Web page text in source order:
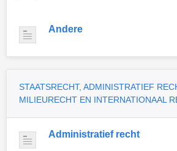
Andere
STAATSRECHT, ADMINISTRATIEF
MILIEURECHT EN INTERNATIONAAL
Administratief recht